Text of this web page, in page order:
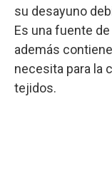
su desayuno
Es una fuente
además
necesita para la
tejidos.